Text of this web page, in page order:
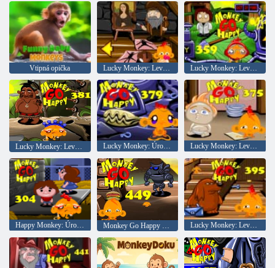
Vtipná opička Lucky Monkey: Level 371
Lucky Monkey: Level 381 Lucky Monkey: Úroveň 379 Lucky Monkey: Level 375
Happy Monkey: Úroveň 304 Monkey Go Happy 449 Lucky Monkey: Level 395